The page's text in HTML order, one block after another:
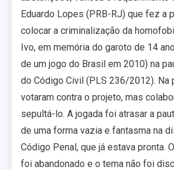
Eduardo Lopes (PRB-RJ) que fez a
colocar a criminalização da
Ivo, em memória do garoto de 14
de um jogo do Brasil em 2010) na
do Código Civil (PLS 236/2012). Na
votaram contra o projeto, mas
sepultá-lo. A jogada foi atrasar a
de uma forma vazia e fantasma na
Código Penal, que já estava pronta.
foi abandonado e o tema não foi